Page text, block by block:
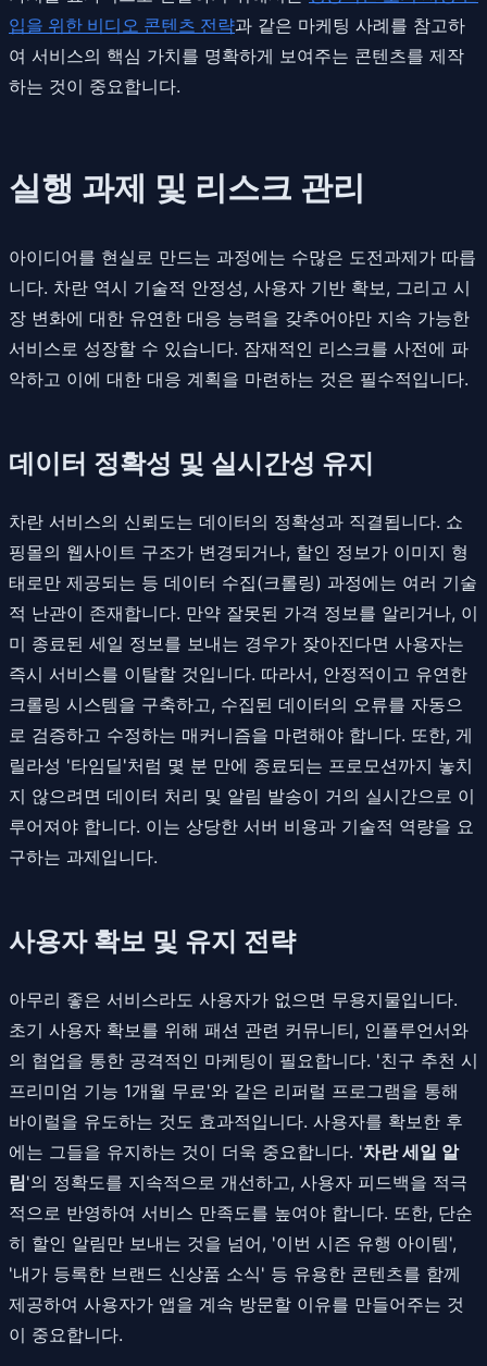
입을 위한 비디오 콘텐츠 전략과 같은 마케팅 사례를 참고하
여 서비스의 핵심 가치를 명확하게 보여주는 콘텐츠를 제작
하는 것이 중요합니다.
실행 과제 및 리스크 관리
아이디어를 현실로 만드는 과정에는 수많은 도전과제가 따릅
니다. 차란 역시 기술적 안정성, 사용자 기반 확보, 그리고 시
장 변화에 대한 유연한 대응 능력을 갖추어야만 지속 가능한
서비스로 성장할 수 있습니다. 잠재적인 리스크를 사전에 파
악하고 이에 대한 대응 계획을 마련하는 것은 필수적입니다.
데이터 정확성 및 실시간성 유지
차란 서비스의 신뢰도는 데이터의 정확성과 직결됩니다. 쇼
핑몰의 웹사이트 구조가 변경되거나, 할인 정보가 이미지 형
태로만 제공되는 등 데이터 수집(크롤링) 과정에는 여러 기술
적 난관이 존재합니다. 만약 잘못된 가격 정보를 알리거나, 이
미 종료된 세일 정보를 보내는 경우가 잦아진다면 사용자는
즉시 서비스를 이탈할 것입니다. 따라서, 안정적이고 유연한
크롤링 시스템을 구축하고, 수집된 데이터의 오류를 자동으
로 검증하고 수정하는 매커니즘을 마련해야 합니다. 또한, 게
릴라성 '타임딜'처럼 몇 분 만에 종료되는 프로모션까지 놓치
지 않으려면 데이터 처리 및 알림 발송이 거의 실시간으로 이
루어져야 합니다. 이는 상당한 서버 비용과 기술적 역량을 요
구하는 과제입니다.
사용자 확보 및 유지 전략
아무리 좋은 서비스라도 사용자가 없으면 무용지물입니다.
초기 사용자 확보를 위해 패션 관련 커뮤니티, 인플루언서와
의 협업을 통한 공격적인 마케팅이 필요합니다. '친구 추천 시
프리미엄 기능 1개월 무료'와 같은 리퍼럴 프로그램을 통해
바이럴을 유도하는 것도 효과적입니다. 사용자를 확보한 후
에는 그들을 유지하는 것이 더욱 중요합니다. '차란 세일 알
림'의 정확도를 지속적으로 개선하고, 사용자 피드백을 적극
적으로 반영하여 서비스 만족도를 높여야 합니다. 또한, 단순
히 할인 알림만 보내는 것을 넘어, '이번 시즌 유행 아이템',
'내가 등록한 브랜드 신상품 소식' 등 유용한 콘텐츠를 함께
제공하여 사용자가 앱을 계속 방문할 이유를 만들어주는 것
이 중요합니다.